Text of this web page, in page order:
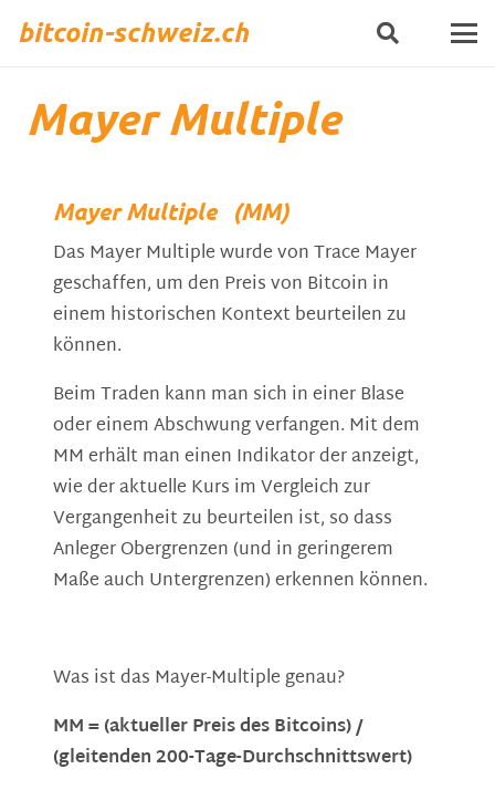
bitcoin-schweiz.ch
Mayer Multiple
Mayer Multiple (MM)
Das Mayer Multiple wurde von Trace Mayer
geschaffen, um den Preis von Bitcoin in
einem historischen Kontext beurteilen zu
können.
Beim Traden kann man sich in einer Blase
oder einem Abschwung verfangen. Mit dem
MM erhält man einen Indikator der anzeigt,
wie der aktuelle Kurs im Vergleich zur
Vergangenheit zu beurteilen ist, so dass
Anleger Obergrenzen (und in geringerem
Maße auch Untergrenzen) erkennen können.
Was ist das Mayer-Multiple genau?
MM = (aktueller Preis des Bitcoins) /
(gleitenden 200-Tage-Durchschnittswert)